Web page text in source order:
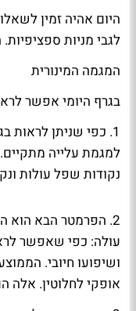
היום אהיה זמין
לגבי מניות
המגמה המינורית
בגרף היומי אפשר
1. כפי שניתן לראות
למגמת עלייה
נקודות שפל עולות
2. הפרמטר הבא הוא
עולה: כפי שאפשר
ושיפועו חיובי.
אופקי לחלוטין. אלה